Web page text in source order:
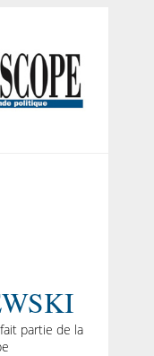
partie de la